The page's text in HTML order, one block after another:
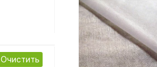
Очистить